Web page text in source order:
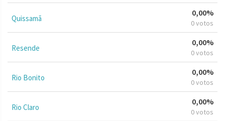
Quissamã
0,00%
0 votos
Resende
0,00%
0 votos
Rio Bonito
0,00%
0 votos
Rio Claro
0,00%
0 votos